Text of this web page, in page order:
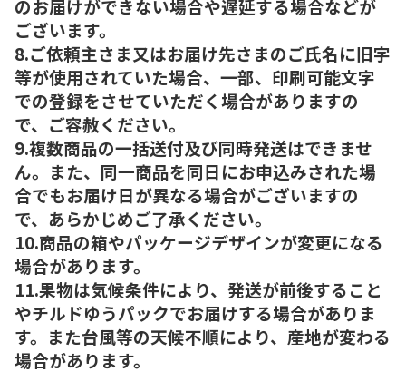
のお届けができない場合や遅延する場合などが
ございます。
8.ご依頼主さま又はお届け先さまのご氏名に旧字
等が使用されていた場合、一部、印刷可能文字
での登録をさせていただく場合がありますの
で、ご容赦ください。
9.複数商品の一括送付及び同時発送はできませ
ん。また、同一商品を同日にお申込みされた場
合でもお届け日が異なる場合がございますの
で、あらかじめご了承ください。
10.商品の箱やパッケージデザインが変更になる
場合があります。
11.果物は気候条件により、発送が前後すること
やチルドゆうパックでお届けする場合がありま
す。また台風等の天候不順により、産地が変わる
場合があります。